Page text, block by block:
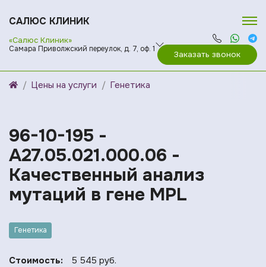
САЛЮС КЛИНИК
«Салюс Клиник»
Самара Приволжский переулок, д. 7, оф. 1
Заказать звонок
Цены на услуги Генетика
96-10-195 -
A27.05.021.000.06 -
Качественный анализ
мутаций в гене MPL
Генетика
Стоимость: 5 545 руб.